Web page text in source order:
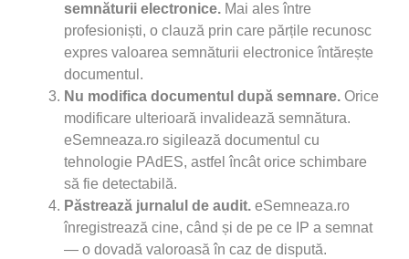
semnăturii electronice. Mai ales între
profesioniști, o clauză prin care părțile recunosc
expres valoarea semnăturii electronice întărește
documentul.
Nu modifica documentul după semnare. Orice
modificare ulterioară invalidează semnătura.
eSemneaza.ro sigilează documentul cu
tehnologie PAdES, astfel încât orice schimbare
să fie detectabilă.
Păstrează jurnalul de audit. eSemneaza.ro
înregistrează cine, când și de pe ce IP a semnat
— o dovadă valoroasă în caz de dispută.